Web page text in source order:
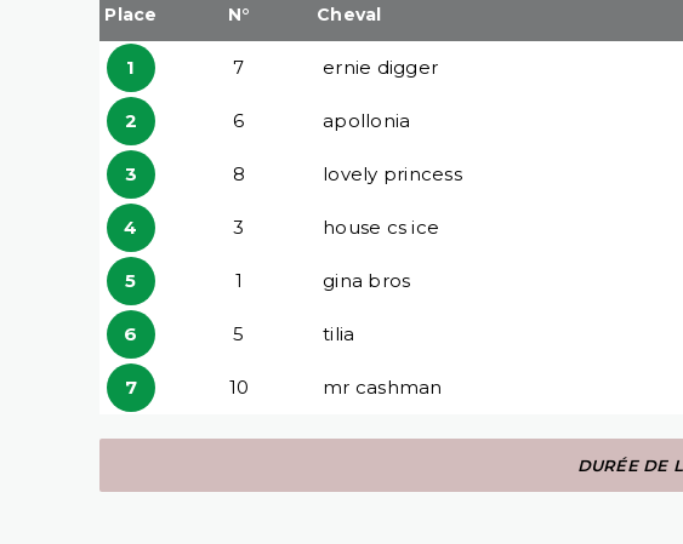
Place N° Cheval
1 7 ernie digger
2 6 apollonia
3 8 lovely princess
4 3 house cs ice
5 1 gina bros
6 5 tilia
7 10 mr cashman
DURÉE DE